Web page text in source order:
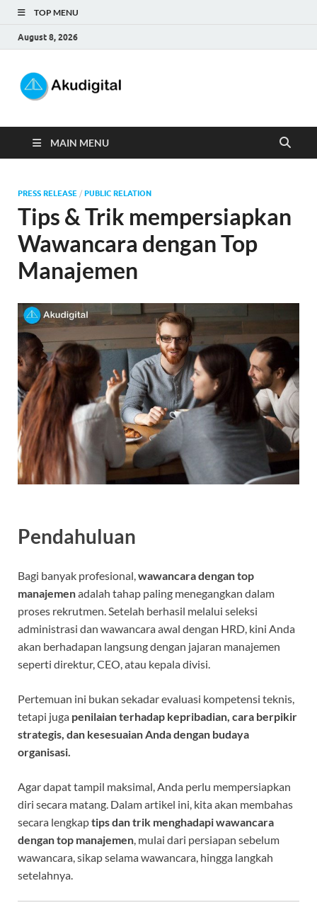
TOP MENU
August 8, 2026
MAIN MENU
PRESS RELEASE / PUBLIC RELATION
Tips & Trik mempersiapkan
Wawancara dengan Top
Manajemen
Pendahuluan
Bagi banyak profesional,wawancara dengan top
manajemenadalah tahap paling menegangkan dalam
proses rekrutmen. Setelah berhasil melalui seleksi
administrasi dan wawancara awal dengan HRD, kini Anda
akan berhadapan langsung dengan jajaran manajemen
seperti direktur, CEO, atau kepala divisi.
Pertemuan ini bukan sekadar evaluasi kompetensi teknis,
tetapi juga penilaian terhadap kepribadian, cara berpikir
strategis, dan kesesuaian Anda dengan budaya
organisasi.
Agar dapat tampil maksimal, Anda perlu mempersiapkan
diri secara matang. Dalam artikel ini, kita akan membahas
secara lengkaptips dan trik menghadapi wawancara
dengan top manajemen, mulai dari persiapan sebelum
wawancara, sikap selama wawancara, hingga langkah
setelahnya.